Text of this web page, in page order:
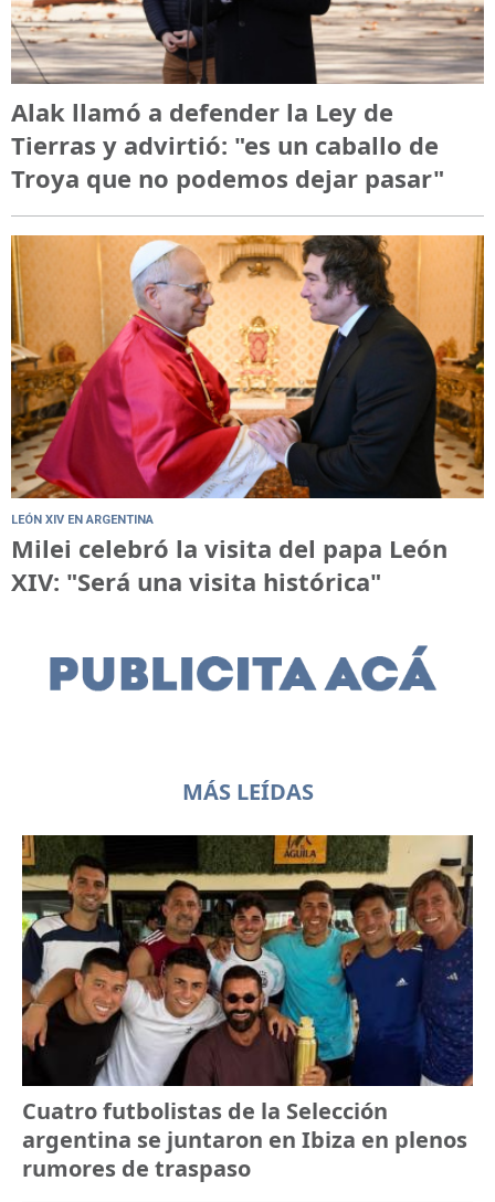
Alak llamó a defender la Ley de
Tierras y advirtió: "es un caballo de
Troya que no podemos dejar pasar"
LEÓN XIV EN ARGENTINA
Milei celebró la visita del papa León
XIV: "Será una visita histórica"
MÁS LEÍDAS
Cuatro futbolistas de la Selección
argentina se juntaron en Ibiza en plenos
rumores de traspaso